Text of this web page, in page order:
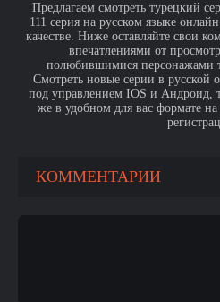
Предлагаем смотреть турецкий
111 серия на русском языке
качестве. Ниже оставляйте свои
впечатлениями от
полюбившимися персонажами
Смотреть новые серии в русской
под управлением IOS и Андроид,
же в удобном для вас формате на
КОММЕНТАРИИ